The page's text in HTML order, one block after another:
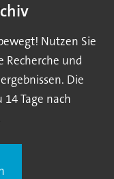
Nutzen Sie
Recherche und
Die
Tage nach